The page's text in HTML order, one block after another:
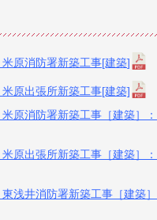
原消防署新築工事[建築]
原出張所新築工事[建築]
原消防署新築工事［建築］：
原出張所新築工事［建築］：
浅井消防署新築工事［建築］